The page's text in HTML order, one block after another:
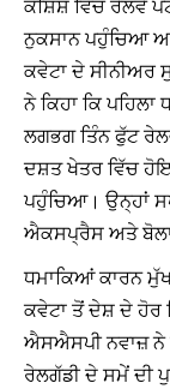
ਕੋਸ਼ਿਸ਼ ਵਿੱਚ ਰੇਲਵੇ
ਨੁਕਸਾਨ ਪਹੁੰਚਿਆ
ਕਵੇਟਾ ਦੇ ਸੀਨੀਅਰ
ਨੇ ਕਿਹਾ ਕਿ
ਲਗਭਗ ਤਿੰਨ ਫੁੱਟ
ਦਸ਼ਤ ਖੇਤਰ ਵਿੱਚ
ਪਹੁੰਚਿਆ। ਉਨ੍ਹਾਂ
ਐਕਸਪ੍ਰੈਸ ਅਤੇ
ਧਮਾਕਿਆਂ ਕਾਰਨ
ਕਵੇਟਾ ਤੋਂ ਦੇਸ਼ ਦੇ
ਐਸਐਸਪੀ ਨਵਾਜ਼ ਨੇ
ਰੇਲਗੱਡੀ ਦੇ ਸਮੇਂ ਦੀ